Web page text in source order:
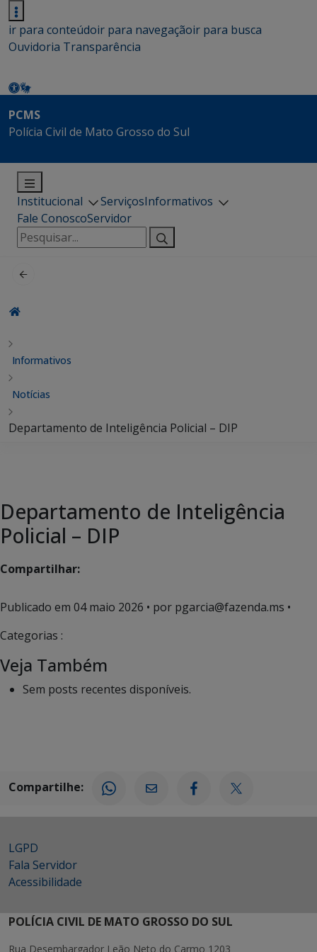
ir para conteúdoir para navegaçãoir para busca
Ouvidoria Transparência
PCMS
Polícia Civil de Mato Grosso do Sul
Institucional ServiçosInformativos
Fale ConoscoServidor
Pesquisar
por:
Informativos
Notícias
Departamento de Inteligência Policial – DIP
Departamento de Inteligência
Policial – DIP
Compartilhar:
Publicado em 04 maio 2026 • por pgarcia@fazenda.ms •
Categorias :
Veja Também
Sem posts recentes disponíveis.
Compartilhe:
LGPD
Fala Servidor
Acessibilidade
POLÍCIA CIVIL DE MATO GROSSO DO SUL
Rua Desembargador Leão Neto do Carmo 1203